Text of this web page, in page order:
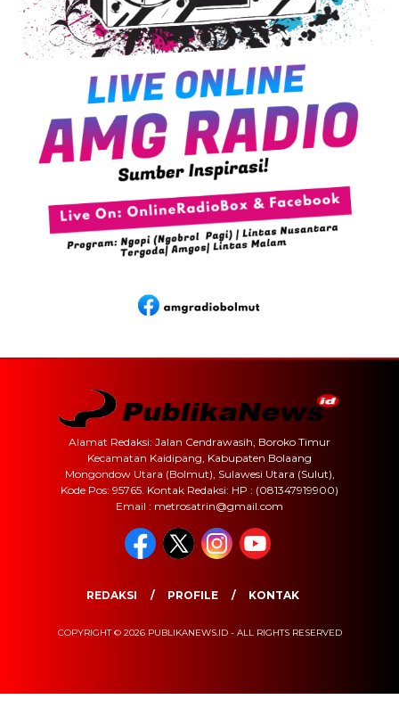
Alamat Redaksi: Jalan Cendrawasih, Boroko Timur
Kecamatan Kaidipang, Kabupaten Bolaang
Mongondow Utara (Bolmut), Sulawesi Utara (Sulut),
Kode Pos: 95765. Kontak Redaksi: HP : (081347919900)
Email : metrosatrin@gmail.com
REDAKSI PROFILE KONTAK
COPYRIGHT © 2026 PUBLIKANEWS.ID - ALL RIGHTS RESERVED